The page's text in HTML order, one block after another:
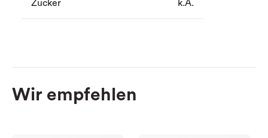
Zucker k.A.
Wir empfehlen